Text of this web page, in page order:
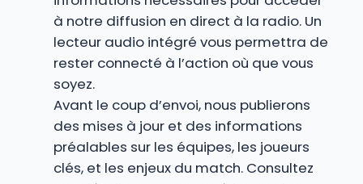
à notre diffusion en direct à la radio. Un
lecteur audio intégré vous permettra de
rester connecté à l’action où que vous
soyez.
Avant le coup d’envoi, nous publierons
des mises à jour et des informations
préalables sur les équipes, les joueurs
clés, et les enjeux du match. Consultez